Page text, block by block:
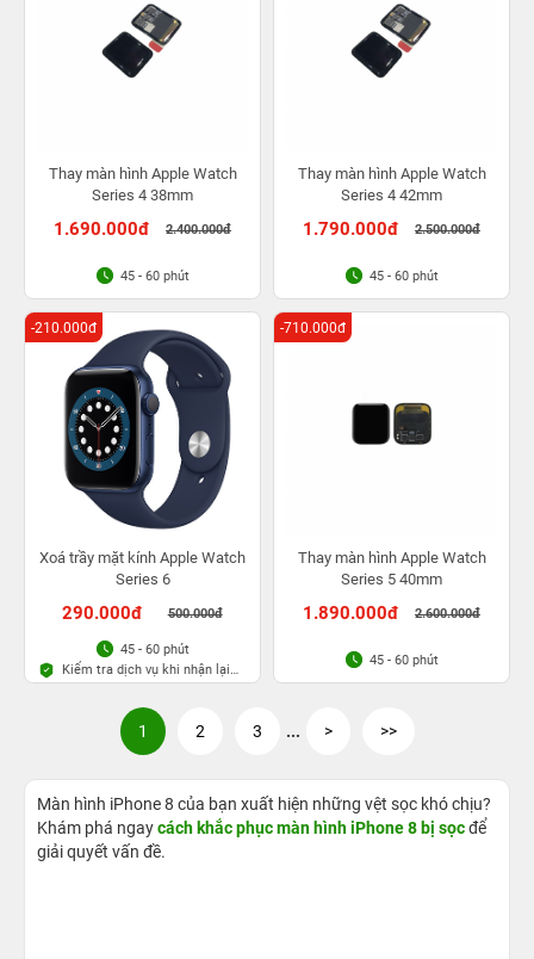
Thay màn hình Apple Watch
Series 4 38mm
1.690.000đ 2.400.000đ
45 - 60 phút
Thay màn hình Apple Watch
Series 4 42mm
1.790.000đ 2.500.000đ
45 - 60 phút
Xoá trầy mặt kính Apple Watch
Series 6
290.000đ 500.000đ
-210.000đ
45 - 60 phút
Kiểm tra dịch vụ khi nhận lại
máy
Thay màn hình Apple Watch
Series 5 40mm
1.890.000đ 2.600.000đ
-710.000đ
45 - 60 phút
1 2 3 ... > >>
Màn hình iPhone 8 của bạn xuất hiện những vệt sọc khó chịu?
Khám phá ngaycách khắc phục màn hình iPhone 8 bị sọcđể
giải quyết vấn đề.